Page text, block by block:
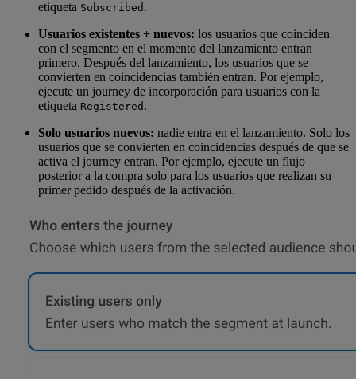
etiqueta Subscribed .
Usuarios existentes + nuevos: los usuarios que coinciden
con el segmento en el momento del lanzamiento entran
primero. Después del lanzamiento, los usuarios que se
convierten en coincidencias también entran. Por ejemplo,
ejecute un journey de incorporación para usuarios con la
etiqueta Registered .
Solo usuarios nuevos: nadie entra en el lanzamiento. Solo los
usuarios que se convierten en coincidencias después de que se
activa el journey entran. Por ejemplo, ejecute un flujo
posterior a la compra solo para los usuarios que realizan su
primer pedido después de la activación.